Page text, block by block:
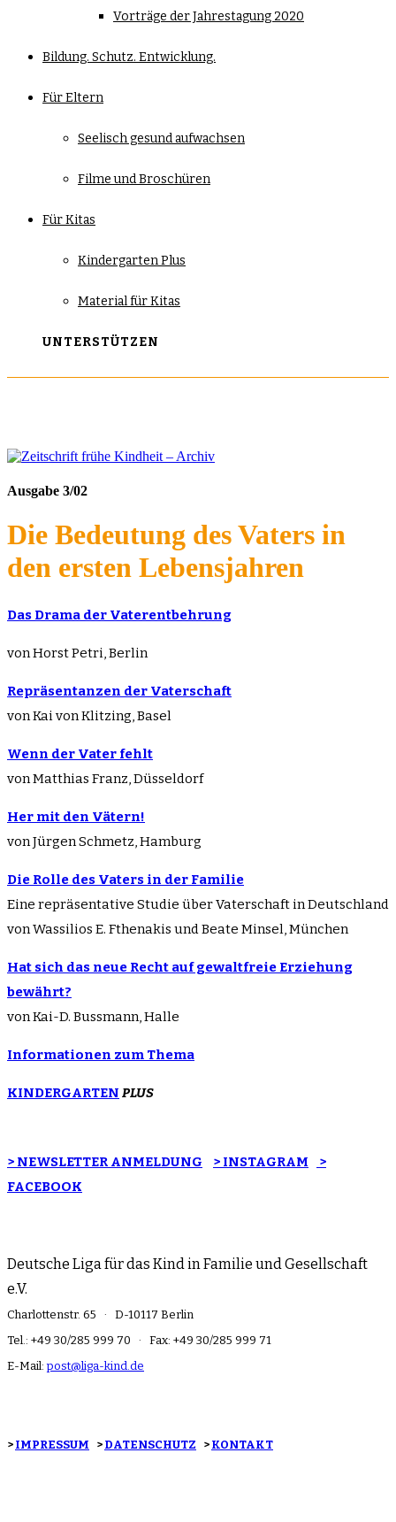
Vorträge der Jahrestagung 2020
Bildung. Schutz. Entwicklung.
Für Eltern
Seelisch gesund aufwachsen
Filme und Broschüren
Für Kitas
Kindergarten Plus
Material für Kitas
UNTERSTÜTZEN
Ausgabe 3/02
Die Bedeutung des Vaters in
den ersten Lebensjahren
Das Drama der Vaterentbehrung
von Horst Petri, Berlin
Repräsentanzen der Vaterschaft
von Kai von Klitzing, Basel
Wenn der Vater fehlt
von Matthias Franz, Düsseldorf
Her mit den Vätern!
von Jürgen Schmetz, Hamburg
Die Rolle des Vaters in der Familie
Eine repräsentative Studie über Vaterschaft in Deutschland
von Wassilios E. Fthenakis und Beate Minsel, München
Hat sich das neue Recht auf gewaltfreie Erziehung
bewährt?
von Kai-D. Bussmann, Halle
Informationen zum Thema
KINDERGARTEN PLUS
> NEWSLETTER ANMELDUNG > INSTAGRAM
>
FACEBOOK
Deutsche Liga für das Kind in Familie und Gesellschaft
e.V.
Charlottenstr. 65 · D-10117 Berlin
Tel.: +49 30/285 999 70 · Fax: +49 30/285 999 71
E-Mail:post@liga-kind.de
> IMPRESSUM > DATENSCHUTZ > KONTAKT